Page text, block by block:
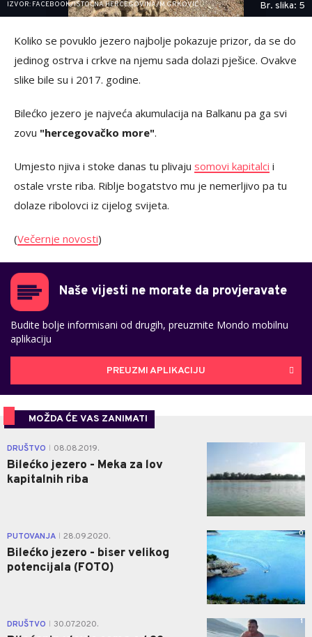
IZVOR: FACEBOOK/ISTOČNA HERCEGOVINA/M.GRKOVIĆ Br. slika: 5
Koliko se povuklo jezero najbolje pokazuje prizor, da se do
jedinog ostrva i crkve na njemu sada dolazi pješice. Ovakve
slike bile su i 2017. godine.
Bilećko jezero je najveća akumulacija na Balkanu pa ga svi
zovu "hercegovačko more".
Umjesto njiva i stoke danas tu plivaju somovi kapitalci i
ostale vrste riba. Riblje bogatstvo mu je nemerljivo pa tu
dolaze ribolovci iz cijelog svijeta.
(Večernje novosti)
Naše vijesti ne morate da provjeravate
Budite bolje informisani od drugih, preuzmite Mondo mobilnu
aplikaciju
PREUZMI APLIKACIJU
MOŽDA ĆE VAS ZANIMATI
DRUŠTVO 08.08.2019.
Bilećko jezero - Meka za lov
kapitalnih riba
PUTOVANJA 28.09.2020.
Bilećko jezero - biser velikog
potencijala (FOTO)
0
DRUŠTVO 30.07.2020. 1